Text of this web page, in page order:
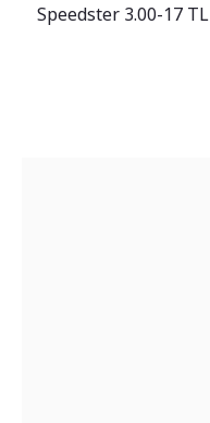
Speedster 3.00-17 TL